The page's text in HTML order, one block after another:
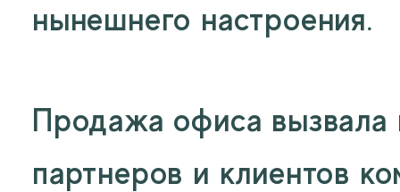
нынешнего настроения.
Продажа офиса вызвала
партнеров и клиентов